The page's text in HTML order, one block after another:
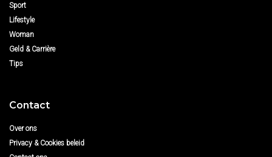
Sport
Lifestyle
Woman
Geld & Carrière
Tips
Contact
Over ons
Privacy & Cookies beleid